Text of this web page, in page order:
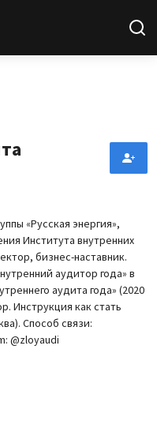
«Русская энергия»,
Института внутренних
бизнес-наставник.
аудитор года» в
аудита года» (2020
Инструкция как стать
Способ связи:
@zloyaudi